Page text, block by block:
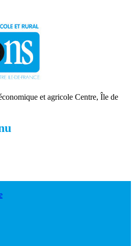
et agricole Centre, Île de